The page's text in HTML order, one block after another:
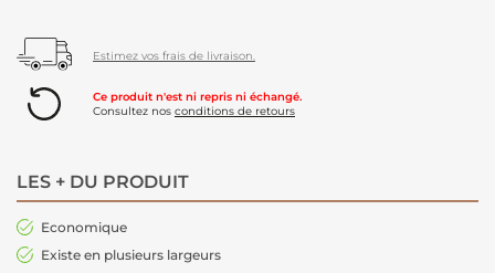
Estimez vos frais de livraison.
Ce produit n'est ni repris ni échangé.
Consultez nos conditions de retours
LES + DU PRODUIT
Economique
Existe en plusieurs largeurs